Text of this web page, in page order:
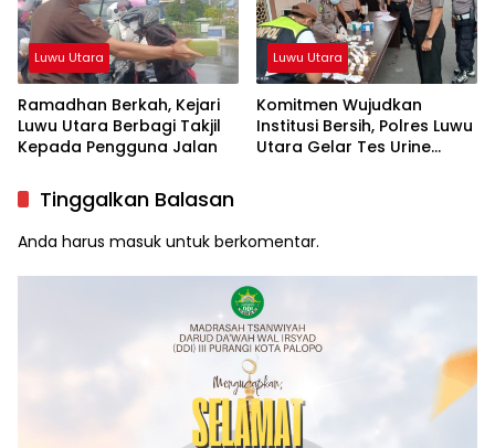
Luwu Utara
Ramadhan Berkah, Kejari
Luwu Utara Berbagi Takjil
Kepada Pengguna Jalan
Luwu Utara
Komitmen Wujudkan
Institusi Bersih, Polres Luwu
Utara Gelar Tes Urine
Tinggalkan Balasan
Anda harus masuk untuk berkomentar.